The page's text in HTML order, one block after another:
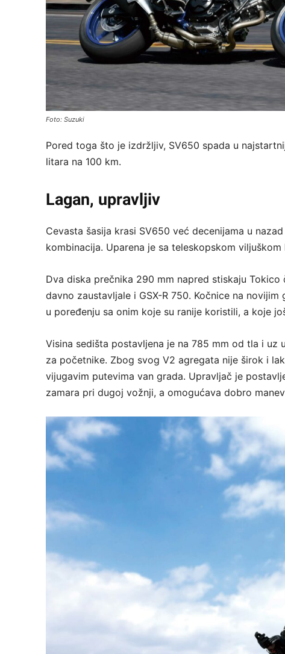
Foto: Suzuki
Pored toga što je izdržljiv, SV650 spada u
litara na 100 km.
Lagan, upravljiv
Cevasta šasija krasi SV650 već decenijama u
kombinacija. Uparena je sa teleskopskom
Dva diska prečnika 290 mm napred stiskaju
davno zaustavljale i GSX-R 750. Kočnice na
u poređenju sa onim koje su ranije koristili, a koje
Visina sedišta postavljena je na 785 mm od tla i
za početnike. Zbog svog V2 agregata nije širok i
vijugavim putevima van grada. Upravljač je
zamara pri dugoj vožnji, a omogućava dobro